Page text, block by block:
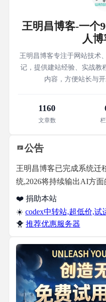
王明昌博客-一个
人
王明昌博客专注于网站技术
记，提供建站经验、实战教
内容，方便站长与
1160
文章数
公告
王明昌博客已完成系统迁
统,2026将持续输出AI方面
❤️ 捐助本站
☀️ codex中转站,超低价,试
🐥 推荐优惠服务器